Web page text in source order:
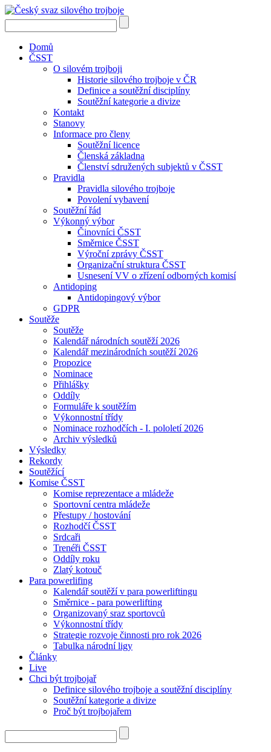
Domů
ČSST
O silovém trojboji
Historie silového trojboje v ČR
Definice a soutěžní disciplíny
Soutěžní kategorie a divize
Kontakt
Stanovy
Informace pro členy
Soutěžní licence
Členská základna
Členství sdružených subjektů v ČSST
Pravidla
Pravidla silového trojboje
Povolení vybavení
Soutěžní řád
Výkonný výbor
Činovníci ČSST
Směrnice ČSST
Výroční zprávy ČSST
Organizační struktura ČSST
Usnesení VV o zřízení odborných komisí
Antidoping
Antidopingový výbor
GDPR
Soutěže
Soutěže
Kalendář národních soutěží 2026
Kalendář mezinárodních soutěží 2026
Propozice
Nominace
Přihlášky
Oddíly
Formuláře k soutěžím
Výkonnostní třídy
Nominace rozhodčích - I. pololetí 2026
Archiv výsledků
Výsledky
Rekordy
Soutěžící
Komise ČSST
Komise reprezentace a mládeže
Sportovní centra mládeže
Přestupy / hostování
Rozhodčí ČSST
Srdcaři
Trenéři ČSST
Oddíly roku
Zlatý kotouč
Para powerlifing
Kalendář soutěží v para powerliftingu
Směrnice - para powerlifting
Organizovaný sraz sportovců
Výkonnostní třídy
Strategie rozvoje činnosti pro rok 2026
Tabulka národní ligy
Články
Live
Chci být trojbojař
Definice silového trojboje a soutěžní disciplíny
Soutěžní kategorie a divize
Proč být trojbojařem